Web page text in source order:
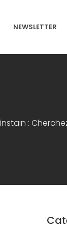
NEWSLETTER
: